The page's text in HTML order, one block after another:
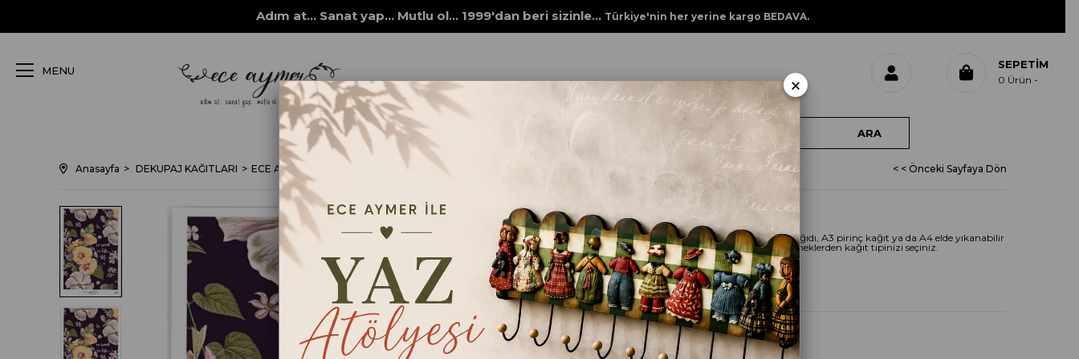
Adım at... Sanat yap... Mutlu ol... 1999'dan beri sizinle... Türkiye'nin her yerine kargo BEDAVA.
MENU SEPETIM
0 Ürün
Anasayfa DEKUPAJ KAĞITLARI ECE AYMER DEKUPAJ / PİRİNÇ KAĞITLARI ÇİÇEK DEKUPAJLARI ECE AYMER PİRİNÇ KAĞIDI 006 < < Önceki Sayfaya Dön
ECE AYMER PİRİNÇ KAĞIDI 006
Tüm ECE AYMER kağıtlarımızı 100 gr A3 dekupaj kağıdı, A3 pirinç kağıt ya da A4 elde yıkanabilir
sır üstü çıkartma kağıdı olarak, lütfen aşağıdaki seçeneklerden kağıt tipinizi seçiniz.
₺69,00
Kağıt Cinsi
×